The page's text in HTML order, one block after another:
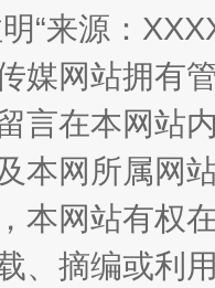
用工荒背后
“来源：
媒网站拥有
言在本网站
本网所属网
本网站有权
、摘编或利